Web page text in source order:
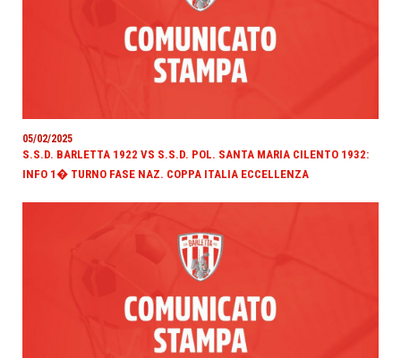
05/02/2025
S.S.D. BARLETTA 1922 VS S.S.D. POL. SANTA MARIA CILENTO 1932:
INFO 1� TURNO FASE NAZ. COPPA ITALIA ECCELLENZA